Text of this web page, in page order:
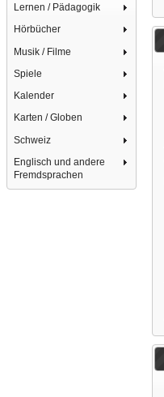
Lernen / Pädagogik
Hörbücher
Musik / Filme
Spiele
Kalender
Karten / Globen
Schweiz
Englisch und andere
Fremdsprachen